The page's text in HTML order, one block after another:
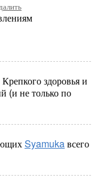
здоровья и
(и не только по
Syamukaвсего